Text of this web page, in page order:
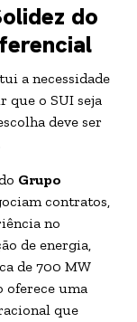
do
a necessidade
que o SUI seja
deve ser
Grupo
contratos,
no
de energia,
de 700 MW
oferece uma
que